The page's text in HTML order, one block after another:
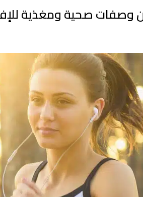
وصفات صحية ومغذية